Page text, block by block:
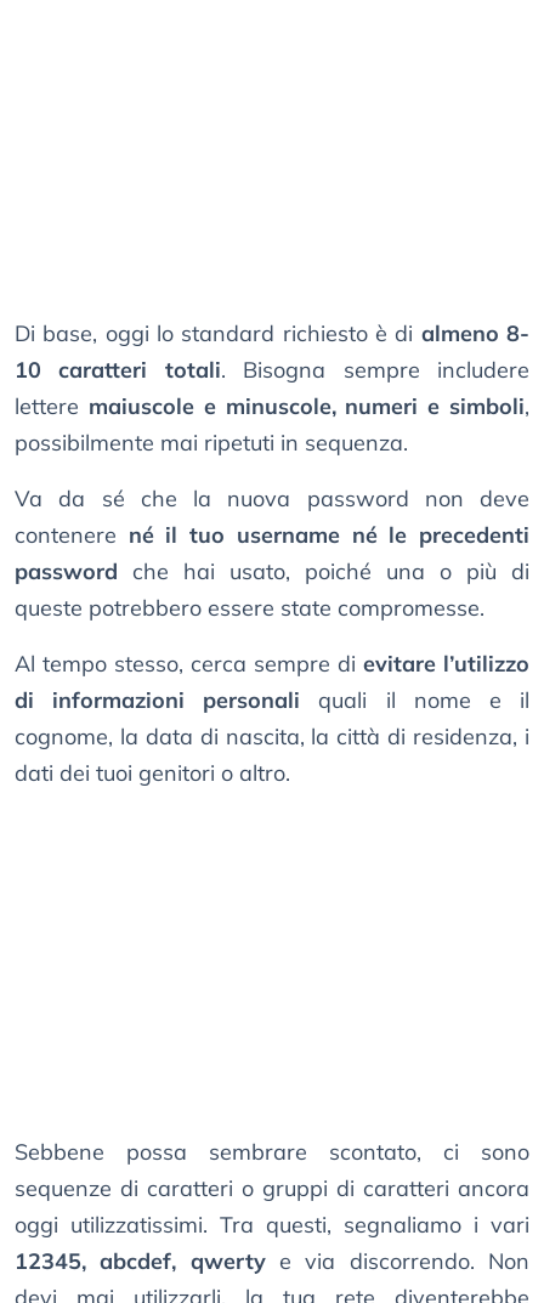
Di base, oggi lo standard richiesto è di almeno 8-
10 caratteri totali. Bisogna sempre includere
lettere maiuscole e minuscole, numeri e simboli,
possibilmente mai ripetuti in sequenza.
Va da sé che la nuova password non deve
contenere né il tuo username né le precedenti
password che hai usato, poiché una o più di
queste potrebbero essere state compromesse.
Al tempo stesso, cerca sempre di evitare l’utilizzo
di informazioni personali quali il nome e il
cognome, la data di nascita, la città di residenza, i
dati dei tuoi genitori o altro.
Sebbene possa sembrare scontato, ci sono
sequenze di caratteri o gruppi di caratteri ancora
oggi utilizzatissimi. Tra questi, segnaliamo i vari
12345, abcdef, qwertye via discorrendo. Non